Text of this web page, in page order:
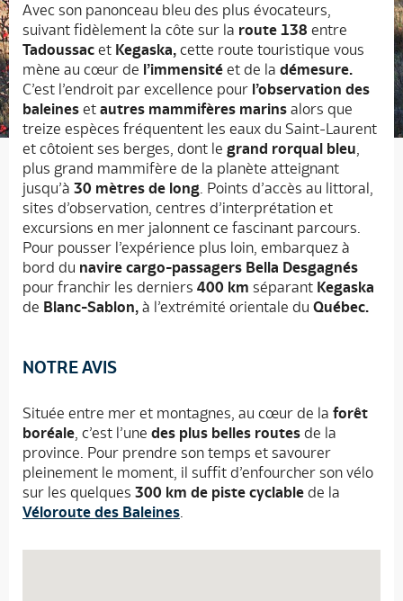
Avec son panonceau bleu des plus évocateurs,
suivant fidèlement la côte sur la route 138 entre
Tadoussac et Kegaska, cette route touristique vous
mène au cœur de l’immensité et de la démesure.
C’est l’endroit par excellence pour l’observation des
baleines et autres mammifères marins alors que
treize espèces fréquentent les eaux du Saint-Laurent
et côtoient ses berges, dont le grand rorqual bleu,
plus grand mammifère de la planète atteignant
jusqu’à 30 mètres de long. Points d’accès au littoral,
sites d’observation, centres d’interprétation et
excursions en mer jalonnent ce fascinant parcours.
Pour pousser l’expérience plus loin, embarquez à
bord du navire cargo-passagers Bella Desgagnés
pour franchir les derniers 400 km séparant Kegaska
de Blanc-Sablon, à l’extrémité orientale du Québec.
NOTRE AVIS
Située entre mer et montagnes, au cœur de la forêt
boréale, c’est l’une des plus belles routes de la
province. Pour prendre son temps et savourer
pleinement le moment, il suffit d’enfourcher son vélo
sur les quelques 300 km de piste cyclable de la
Véloroute des Baleines.